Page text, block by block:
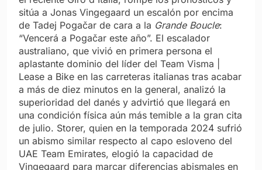
sitúa a Jonas Vingegaard un escalón por encima
de Tadej Pogačar de cara a la Grande Boucle:
“Vencerá a Pogačar este año”. El escalador
australiano, que vivió en primera persona el
aplastante dominio del líder del Team Visma |
Lease a Bike en las carreteras italianas tras acabar
a más de diez minutos en la general, analizó la
superioridad del danés y advirtió que llegará en
una condición física aún más temible a la gran cita
de julio. Storer, quien en la temporada 2024 sufrió
un abismo similar respecto al capo esloveno del
UAE Team Emirates, elogió la capacidad de
Vingegaard para marcar diferencias abismales en